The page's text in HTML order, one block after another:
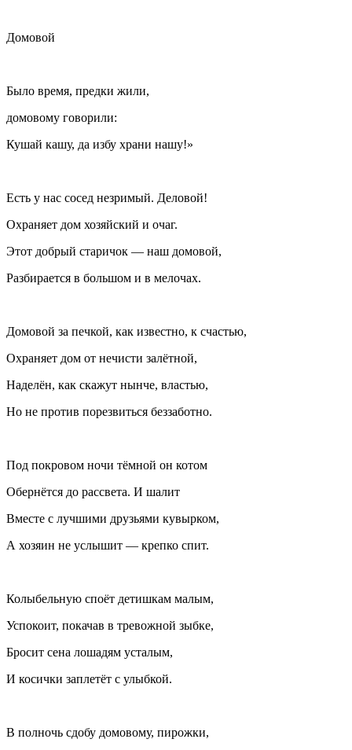
Домовой
Было время, предки жили,
домовому говорили:
Кушай кашу, да избу храни нашу!»
Есть у нас сосед незримый. Деловой!
Охраняет дом хозяйский и очаг.
Этот добрый старичок — наш домовой,
Разбирается в большом и в мелочах.
Домовой за печкой, как известно, к счастью,
Охраняет дом от нечисти залётной,
Наделён, как скажут нынче, властью,
Но не против порезвиться беззаботно.
Под покровом ночи тёмной он котом
Обернётся до рассвета. И шалит
Вместе с лучшими друзьями кувырком,
А хозяин не услышит — крепко спит.
Колыбельную споёт детишкам малым,
Успокоит, покачав в тревожной зыбке,
Бросит сена лошадям усталым,
И косички заплетёт с улыбкой.
В полночь сдобу домовому, пирожки,